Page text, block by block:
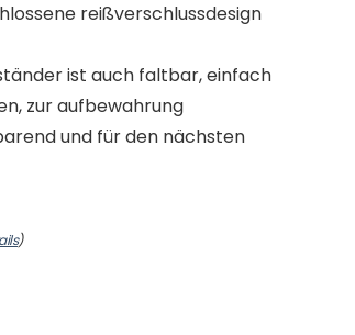
reißverschlussdesign
ist auch faltbar, einfach
zur aufbewahrung
und für den nächsten
)